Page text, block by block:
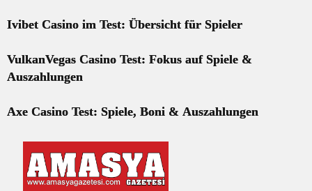
Ivibet Casino im Test: Übersicht für Spieler
VulkanVegas Casino Test: Fokus auf Spiele &
Auszahlungen
Axe Casino Test: Spiele, Boni & Auszahlungen